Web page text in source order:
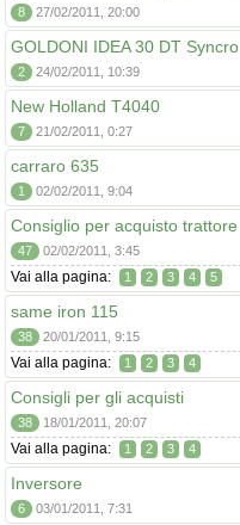
8 27/02/2011, 20:00
GOLDONI IDEA 30 DT Syncro
2 24/02/2011, 10:39
New Holland T4040
7 21/02/2011, 0:27
carraro 635
1 02/02/2011, 9:04
Consiglio per acquisto trattore
47 02/02/2011, 3:45
Vai alla pagina: 1 2 3 4 5
same iron 115
38 20/01/2011, 9:15
Vai alla pagina: 1 2 3 4
Consigli per gli acquisti
38 18/01/2011, 20:07
Vai alla pagina: 1 2 3 4
Inversore
6 03/01/2011, 7:31